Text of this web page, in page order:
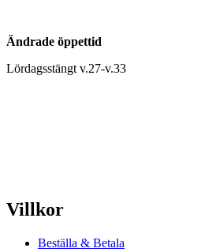
Ändrade öppettid
Lördagsstängt v.27-v.33
Villkor
Beställa & Betala